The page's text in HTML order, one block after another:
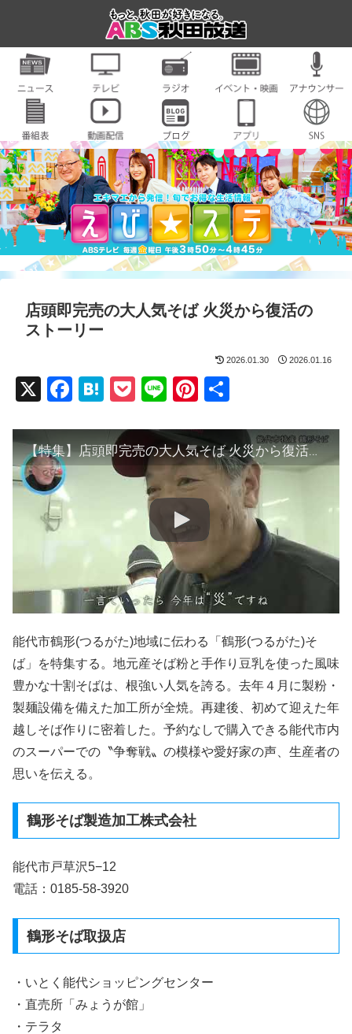
店頭即完売の大人気そば 火災から復活の
ストーリー
2026.01.30 2026.01.16
X
F
c
e
o
H
e
n
P
ck
et
Li
e
Pi
er
e
st
【特集】店頭即完売の大人気そば 火災から復活のストーリー
能代市鶴形(つるがた)地域に伝わる「鶴形(つるがた)そ
ば」を特集する。地元産そば粉と手作り豆乳を使った風味
豊かな十割そばは、根強い人気を誇る。去年４月に製粉・
製麺設備を備えた加工所が全焼。再建後、初めて迎えた年
越しそば作りに密着した。予約なしで購入できる能代市内
のスーパーでの〝争奪戦〟の模様や愛好家の声、生産者の
思いを伝える。
鶴形そば製造加工株式会社
能代市戸草沢5−12
電話：0185-58-3920
鶴形そば取扱店
・いとく能代ショッピングセンター
・直売所「みょうが館」
・テラタ